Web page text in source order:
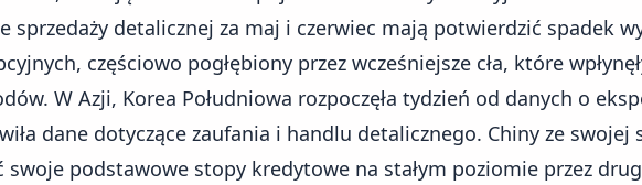
sprzedaży detalicznej za maj i czerwiec mają potwierdzić spadek
częściowo pogłębiony przez wcześniejsze cła, które
W Azji, Korea Południowa rozpoczęła tydzień od danych o
dane dotyczące zaufania i handlu detalicznego. Chiny ze swojej
swoje podstawowe stopy kredytowe na stałym poziomie przez